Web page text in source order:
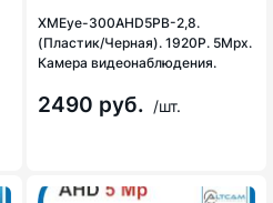
XMEye-300AHD5PB-2,8.
(Пластик/Черная). 1920P. 5Mpx.
Камера видеонаблюдения.
2490 руб. /шт.